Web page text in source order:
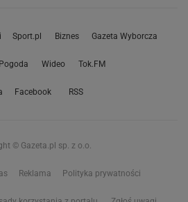
Sport.pl Biznes Gazeta Wyborcza
Pogoda Wideo Tok.FM
Facebook RSS
© Gazeta.pl sp. z o.o.
Reklama Polityka prywatności